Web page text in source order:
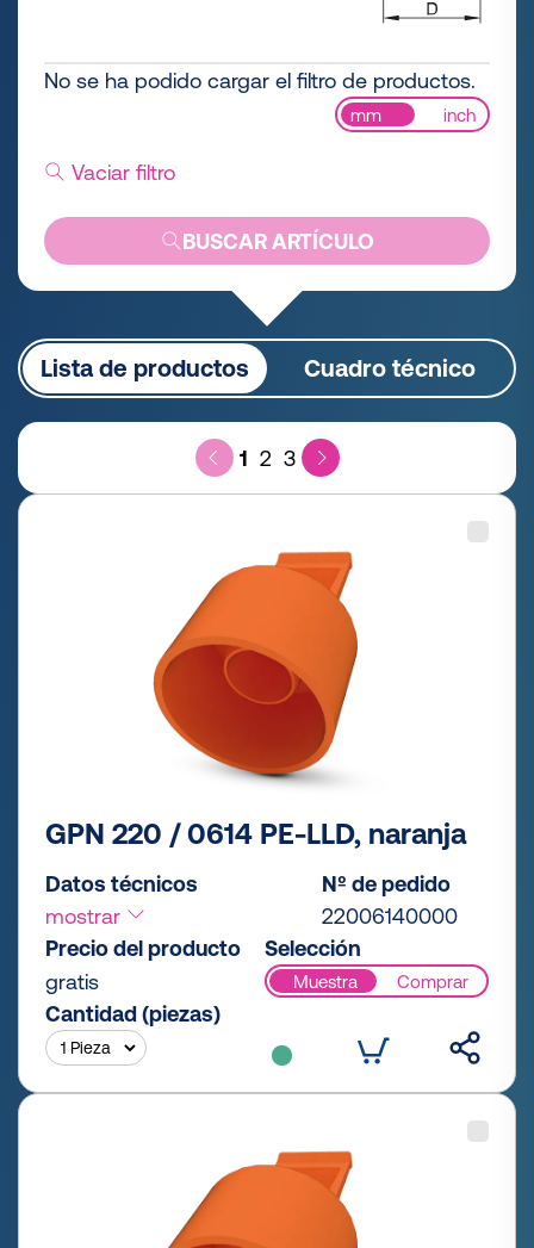
No se ha podido cargar el filtro de productos.
mm inch
Vaciar filtro
BUSCAR ARTÍCULO
Lista de productos Cuadro técnico
1 2 3
GPN 220 / 0614 PE-LLD, naranja
Datos técnicos
mostrar
Nº de pedido
22006140000
Precio del producto
gratis
Selección
Muestra Comprar
Cantidad (piezas)